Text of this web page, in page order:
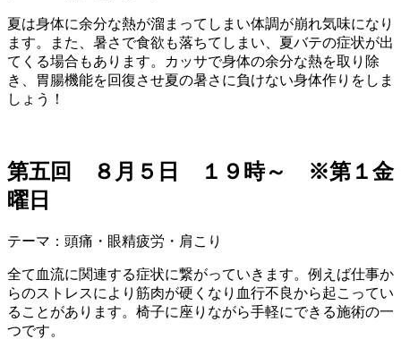
夏は身体に余分な熱が溜まってしまい体調が崩れ気味にな り
ます。また、暑さで食欲も落ちてしまい、夏バテの症状が出
てくる場合もあります。カッサで身体の余分な熱を取 り除
き、胃腸機能を回復させ夏の暑さに負けない身体作り をしま
しょう！
第五回 ８月５日 １９時～ ※第１金
曜日
テーマ：頭痛・眼精疲労・肩こり
全て血流に関連する症状に繋がっていきます。例えば仕事か
らのストレスにより筋肉が硬くなり血行不良から起こってい
ることがあります。椅子に座りながら手軽にできる施術の一
つです。